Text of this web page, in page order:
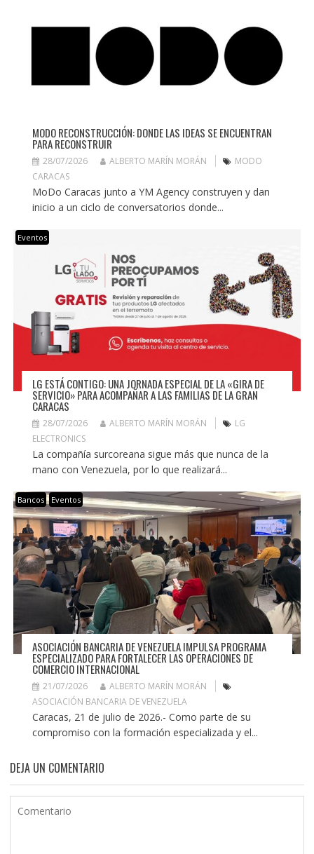
MODO RECONSTRUCCIÓN: DONDE LAS IDEAS SE ENCUENTRAN
PARA RECONSTRUIR
28/07/2026 ALBERTO MARÍN MORÁN
MODO
CARACAS
MoDo Caracas junto a YM Agency construyen y dan
inicio a un ciclo de conversatorios donde...
Eventos
LG ESTÁ CONTIGO: UNA JORNADA ESPECIAL DE LA «GIRA DE
SERVICIO» PARA ACOMPAÑAR A LAS FAMILIAS DE LA GRAN
CARACAS
28/07/2026 ALBERTO MARÍN MORÁN
LG
ELECTRONICS
La compañía surcoreana sigue más que nunca de la
mano con Venezuela, por lo que realizará...
Bancos Eventos
ASOCIACIÓN BANCARIA DE VENEZUELA IMPULSA PROGRAMA
ESPECIALIZADO PARA FORTALECER LAS OPERACIONES DE
COMERCIO INTERNACIONAL
21/07/2026
ALBERTO MARÍN MORÁN
ASOCIACIÓN BANCARIA DE VENEZUELA
Caracas, 21 de julio de 2026.- Como parte de su
compromiso con la formación especializada y el...
DEJA UN COMENTARIO